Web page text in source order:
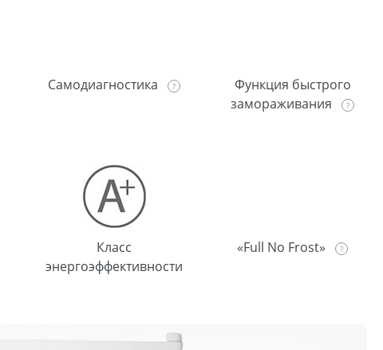
Самодиагностика
Функция быстрого
замораживания
Класс
энергоэффективности
«Full No Frost»